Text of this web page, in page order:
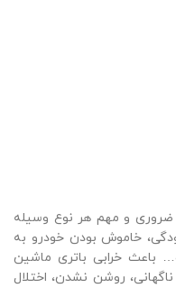
ضروری و مهم هر نوع وسیله
خاموش بودن خودرو به
باعث خرابی باتری ماشین
روشن نشدن، اختلال